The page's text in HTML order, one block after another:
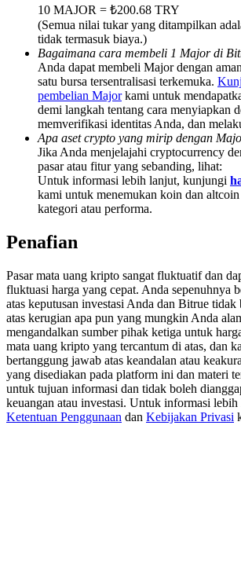
Deposit CASHCAT & Win
Share 500000 CASHCAT prize pool
Exclusive for BitMart Users
Register & Trade to Win 500,000 USDT
Precious Metals Trading Carnival
Trade Gold & Silver · 33,333 USDT
USDT New User Exclusive 10% APR
USDT Flexible Staking | Daily Rewards
10 MAJOR = ₺200.68 TRY
(Semua nilai tukar yang ditampilkan
tidak termasuk biaya.)
Bagaimana cara membeli 1 Major di
Anda dapat membeli Major dengan
satu bursa tersentralisasi terkemuka.
pembelian Majorkami untuk
demi langkah tentang cara menyiapkan
memverifikasi identitas Anda, dan
Apa aset crypto yang mirip dengan
Jika Anda menjelajahi cryptocurrency
pasar atau fitur yang sebanding, lihat:
Untuk informasi lebih lanjut, kunjungi
kami untuk menemukan koin dan altcoin
kategori atau performa.
Penafian
Pasar mata uang kripto sangat fluktuatif dan
fluktuasi harga yang cepat. Anda sepenuhnya
atas keputusan investasi Anda dan Bitrue
atas kerugian apa pun yang mungkin Anda
mengandalkan sumber pihak ketiga untuk
mata uang kripto yang tercantum di atas, dan
bertanggung jawab atas keandalan atau
yang disediakan pada platform ini dan materi
untuk tujuan informasi dan tidak boleh
keuangan atau investasi. Untuk informasi
Ketentuan Penggunaan dan Kebijakan Privasi